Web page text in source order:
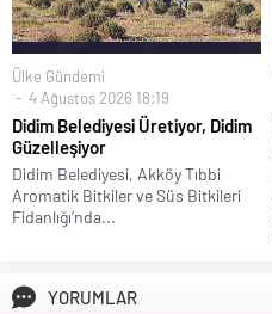
Ülke Gündemi
4 Ağustos 2026 18:19
Didim Belediyesi Üretiyor, Didim
Güzelleşiyor
Didim Belediyesi, Akköy Tıbbi
Aromatik Bitkiler ve Süs Bitkileri
Fidanlığı’nda...
YORUMLAR